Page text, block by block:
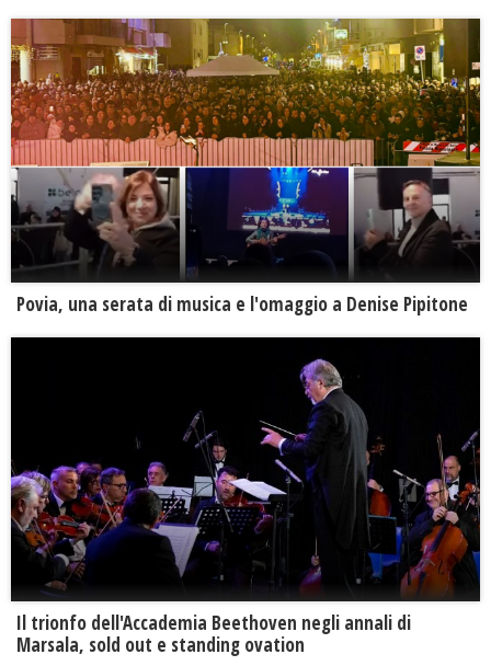
Povia, una serata di musica e l'omaggio a Denise Pipitone
Il trionfo dell'Accademia Beethoven negli annali di
Marsala, sold out e standing ovation